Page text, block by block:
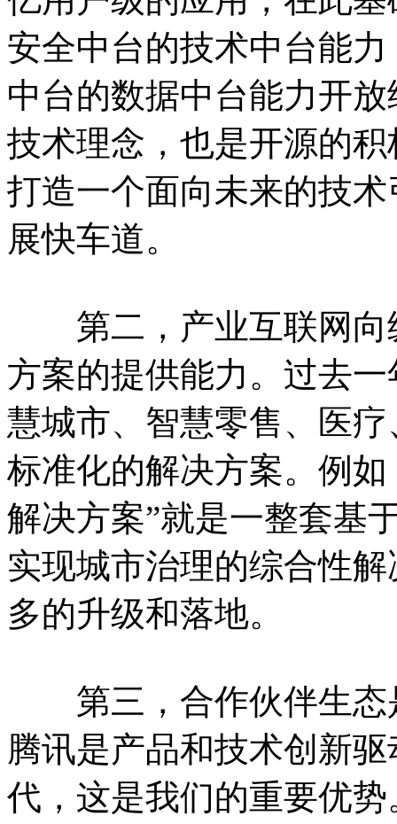
安全中台的技术中台能
中台的数据中台能力开
技术理念，也是开源的
打造一个面向未来的技
展快车道。
第二，产业互联网向
方案的提供能力。过去
慧城市、智慧零售、医
标准化的解决方案。例
解决方案”就是一整套基
实现城市治理的综合性
多的升级和落地。
第三，合作伙伴生态
腾讯是产品和技术创新
代，这是我们的重要优